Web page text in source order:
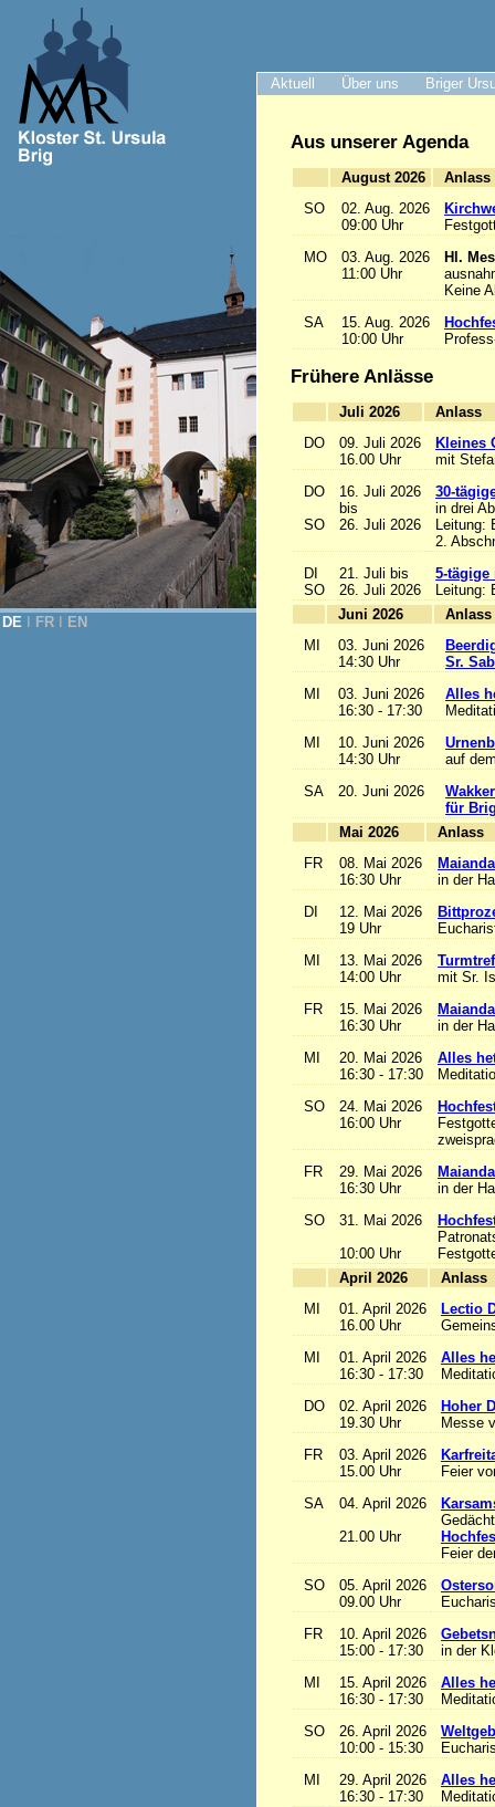
Aktuell Über uns Briger
DE FR EN
Aus unserer Agenda
August 2026
SO
02. Aug. 2026
09:00 Uhr
MO
03. Aug. 2026
11:00 Uhr
Hl.
Keine
SA
15. Aug. 2026
10:00 Uhr
Frühere Anlässe
Juli 2026
DO
09. Juli 2026
16.00 Uhr
Kleines
mit
DO
SO
16. Juli 2026
bis
26. Juli 2026
30-
in drei
Leitung:
2.
DI
SO
21. Juli bis
26. Juli 2026
5-
Leitung:
Juni 2026
MI
03. Juni 2026
14:30 Uhr
Sr.
MI
03. Juni 2026
16:30 - 17:30
Alles
MI
10. Juni 2026
14:30 Uhr
auf
SA
20. Juni 2026
für
Mai 2026
FR
08. Mai 2026
16:30 Uhr
in der
DI
12. Mai 2026
19 Uhr
MI
13. Mai 2026
14:00 Uhr
mit Sr.
FR
15. Mai 2026
16:30 Uhr
in der
MI
20. Mai 2026
16:30 - 17:30
Alles
SO
24. Mai 2026
16:00 Uhr
FR
29. Mai 2026
16:30 Uhr
in der
SO
31. Mai 2026
10:00 Uhr
April 2026
MI
01. April 2026
16.00 Uhr
Lectio
MI
01. April 2026
16:30 - 17:30
Alles
DO
02. April 2026
19.30 Uhr
Hoher
Messe
FR
03. April 2026
15.00 Uhr
Feier
SA
04. April 2026
21.00 Uhr
Feier
SO
05. April 2026
09.00 Uhr
FR
10. April 2026
15:00 - 17:30
in der
MI
15. April 2026
16:30 - 17:30
Alles
SO
26. April 2026
10:00 - 15:30
MI
29. April 2026
16:30 - 17:30
Alles